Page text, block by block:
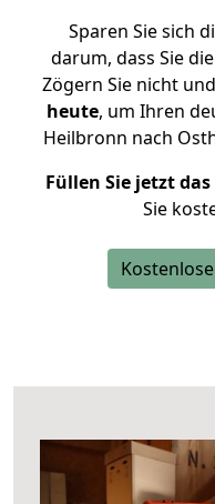
Sparen Sie sich
darum, dass Sie
Zögern Sie nicht und
heute, um Ihren
Heilbronn nach
Füllen Sie jetzt
Sie